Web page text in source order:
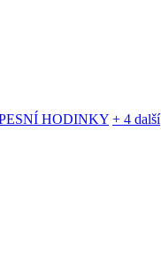
HODINKY + 4 další